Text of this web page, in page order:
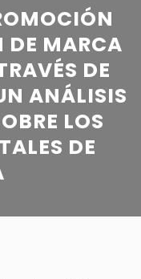
DE MARCA
DE
ANÁLISIS
LOS
DE